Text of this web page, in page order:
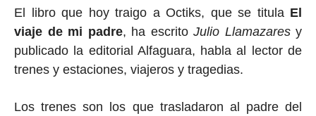
El libro que hoy traigo a Octiks, que se titula El
viaje de mi padre, ha escrito Julio Llamazares y
publicado la editorial Alfaguara, habla al lector de
trenes y estaciones, viajeros y tragedias.
Los trenes son los que trasladaron al padre del